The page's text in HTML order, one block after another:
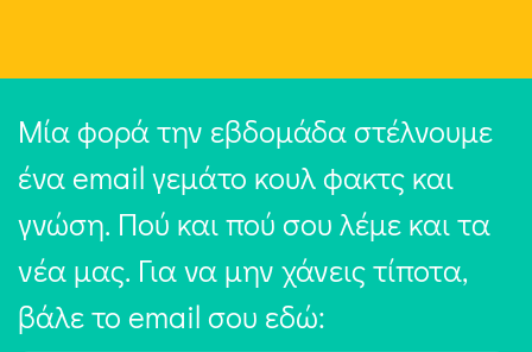
Μία φορά την εβδομάδα στέλνουμε
ένα email γεμάτο κουλ φακτς και
γνώση. Πού και πού σου λέμε και τα
νέα μας. Για να μην χάνεις τίποτα,
βάλε το email σου εδώ: